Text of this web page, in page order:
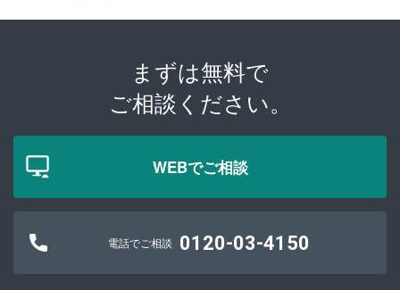
まずは無料で
ご相談ください。
WEBでご相談
電話でご相談 0120-03-4150